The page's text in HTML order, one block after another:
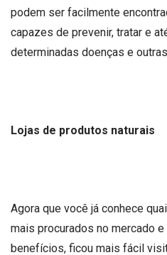
podem ser facilmente
capazes de prevenir, tratar e
determinadas doenças e
Lojas de produtos naturais
Agora que você já conhece
mais procurados no mercado
benefícios, ficou mais fácil